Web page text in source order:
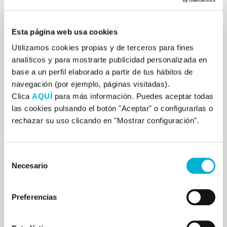
Esta página web usa cookies
Utilizamos cookies propias y de terceros para fines
analíticos y para mostrarte publicidad personalizada en
base a un perfil elaborado a partir de tus hábitos de
navegación (por ejemplo, páginas visitadas).
Clica AQUÍ para más información. Puedes aceptar todas
las cookies pulsando el botón "Aceptar" o configurarlas o
rechazar su uso clicando en "Mostrar configuración".
Necesario
Preferencias
Grupos de investigadores ha encontrado a través de
nuestro cerebro tienen una pobre perfusión sanguínea
que mediante entrenamiento en biofeedback, puede
ser incrementada.
El dispositivo de HEG mide y retroalimenta cambios
correlacionados con el metabolismo y el flujo
sanguíneo en diferentes áreas de la corteza cerebral.
La sangre trasporta todos los nutrientes y el oxígeno
conduce a aquellas partes que lo requieren en cada
HEG tipo diadema colocado en la cabeza, mide